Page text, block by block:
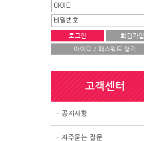
로그인
회원가입
아이디 / 패스워드 찾기
고객센터
- 공지사항
- 자주묻는 질문